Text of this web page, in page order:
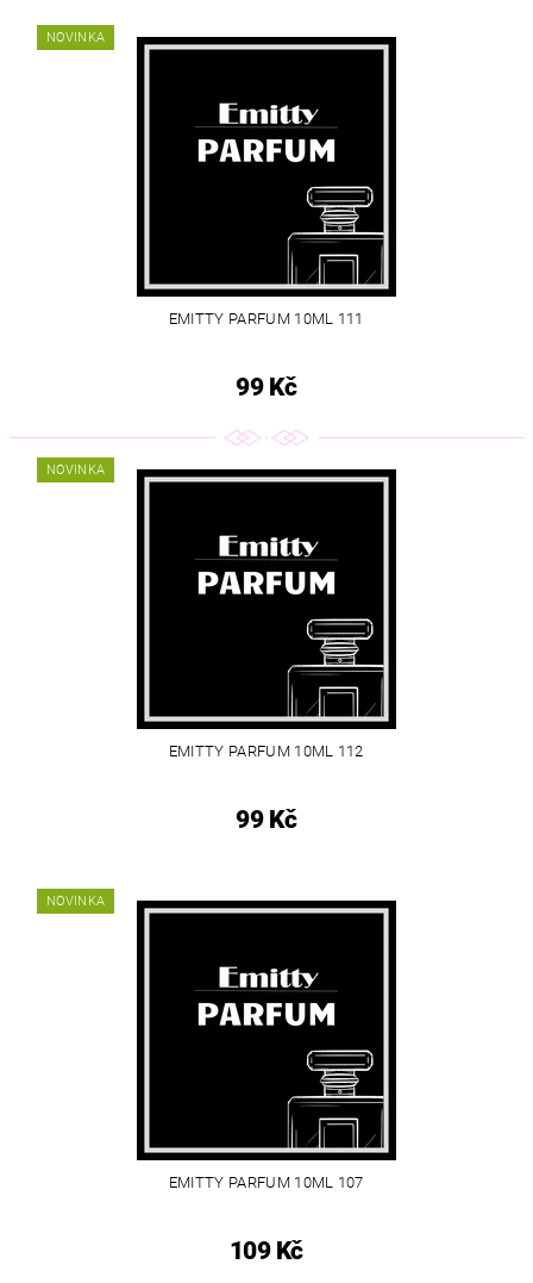
NOVINKA
EMITTY PARFUM 10ML 111
99 Kč
NOVINKA
EMITTY PARFUM 10ML 112
99 Kč
NOVINKA
EMITTY PARFUM 10ML 107
109 Kč